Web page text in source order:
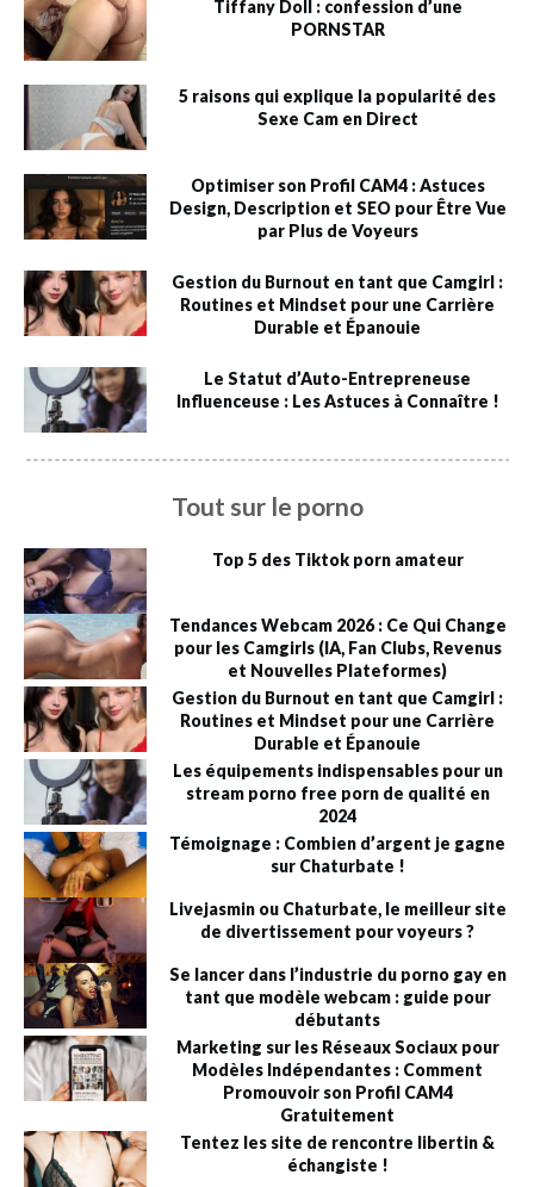
Tiffany Doll : confession d’une
PORNSTAR
5 raisons qui explique la popularité des
Sexe Cam en Direct
Optimiser son Profil CAM4 : Astuces
Design, Description et SEO pour Être Vue
par Plus de Voyeurs
Gestion du Burnout en tant que Camgirl :
Routines et Mindset pour une Carrière
Durable et Épanouie
Le Statut d’Auto-Entrepreneuse
Influenceuse : Les Astuces à Connaître !
Tout sur le porno
Top 5 des Tiktok porn amateur
Tendances Webcam 2026 : Ce Qui Change
pour les Camgirls (IA, Fan Clubs, Revenus
et Nouvelles Plateformes)
Gestion du Burnout en tant que Camgirl :
Routines et Mindset pour une Carrière
Durable et Épanouie
Les équipements indispensables pour un
stream porno free porn de qualité en
2024
Témoignage : Combien d’argent je gagne
sur Chaturbate !
Livejasmin ou Chaturbate, le meilleur site
de divertissement pour voyeurs ?
Se lancer dans l’industrie du porno gay en
tant que modèle webcam : guide pour
débutants
Marketing sur les Réseaux Sociaux pour
Modèles Indépendantes : Comment
Promouvoir son Profil CAM4
Gratuitement
Tentez les site de rencontre libertin &
échangiste !